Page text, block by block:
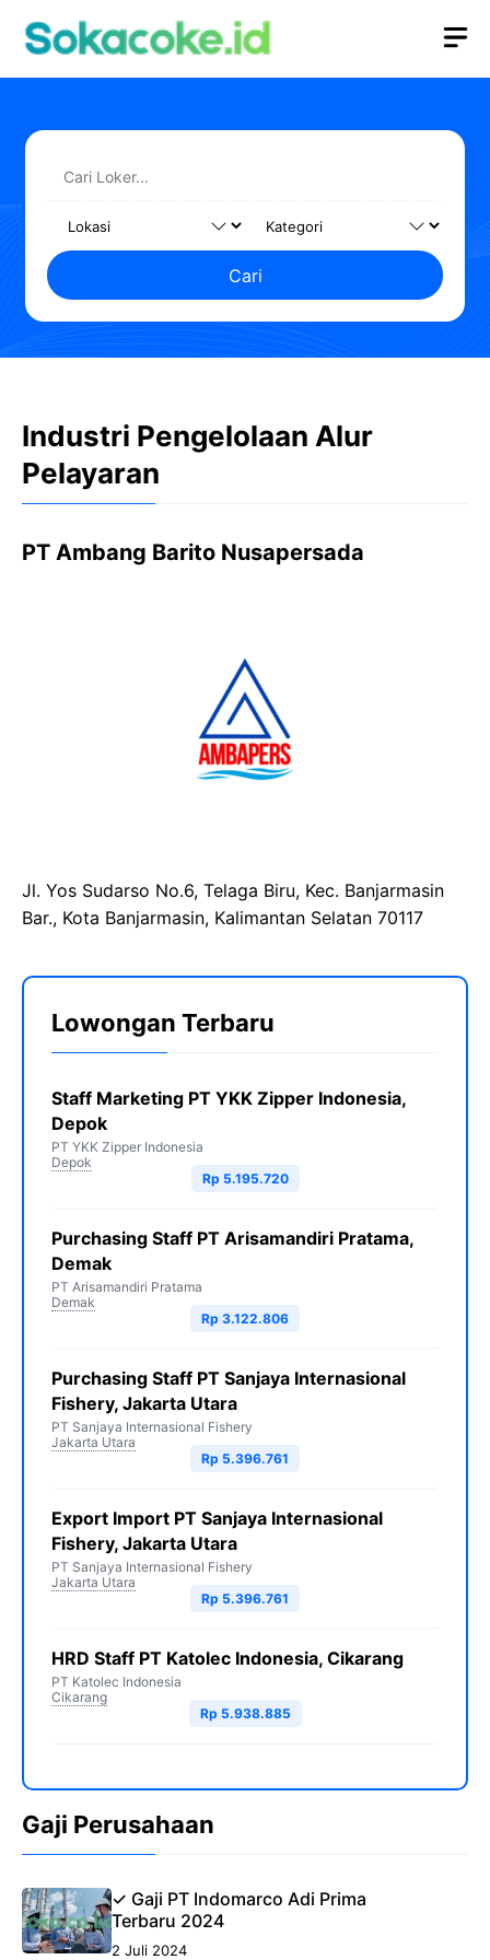
Cari
Industri Pengelolaan Alur
Pelayaran
PT Ambang Barito Nusapersada
Jl. Yos Sudarso No.6, Telaga Biru, Kec. Banjarmasin
Bar., Kota Banjarmasin, Kalimantan Selatan 70117
Lowongan Terbaru
Staff Marketing PT YKK Zipper Indonesia,
Depok
PT YKK Zipper Indonesia
Depok
Rp 5.195.720
Purchasing Staff PT Arisamandiri Pratama,
Demak
PT Arisamandiri Pratama
Demak
Rp 3.122.806
Purchasing Staff PT Sanjaya Internasional
Fishery, Jakarta Utara
PT Sanjaya Internasional Fishery
Jakarta Utara
Rp 5.396.761
Export Import PT Sanjaya Internasional
Fishery, Jakarta Utara
PT Sanjaya Internasional Fishery
Jakarta Utara
Rp 5.396.761
HRD Staff PT Katolec Indonesia, Cikarang
PT Katolec Indonesia
Cikarang
Rp 5.938.885
Gaji Perusahaan
✓ Gaji PT Indomarco Adi Prima
Terbaru 2024
2 Juli 2024